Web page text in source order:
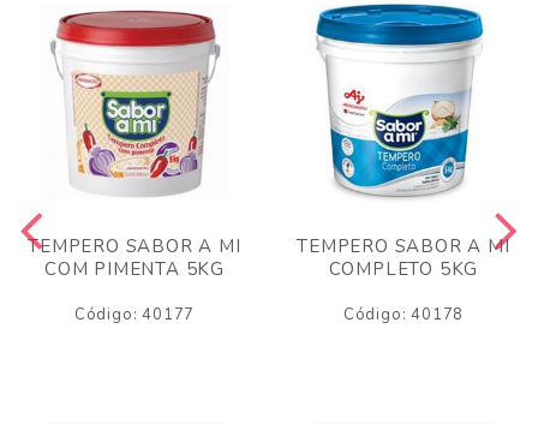
TEMPERO SABOR A MI
COM PIMENTA 5KG
Código: 40177
TEMPERO SABOR A MI
COMPLETO 5KG
Código: 40178